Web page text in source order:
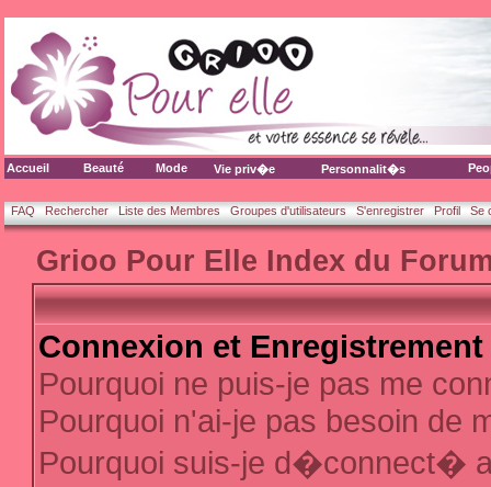
Accueil Beauté Mode Vie priv�e Personnalit�s
FAQ Rechercher Liste des Membres Groupes d'utilisateurs S'enregistrer Profil Se
Grioo Pour Elle Index du
Connexion et Enregistrement
Pourquoi ne puis-je pas me
Pourquoi n'ai-je pas besoin de
Pourquoi suis-je d�connect�